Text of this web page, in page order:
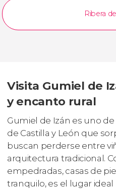
Ribera
Visita Gumiel de
y encanto rural
Gumiel de Izán es uno
de Castilla y León que
buscan perderse entre
arquitectura tradicional.
empedradas, casas de
tranquilo, es el lugar